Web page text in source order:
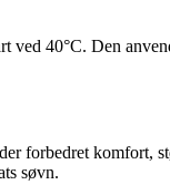
40°C. Den
forbedret
søvn.